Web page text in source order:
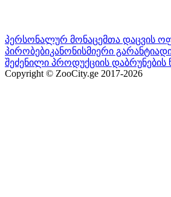
პერსონალურ მონაცემთა დაცვის
პირობებიკანონისმიერი გარანტია
შეძენილი პროდუქციის დაბრუნების
Copyright © ZooCity.ge 2017-2026